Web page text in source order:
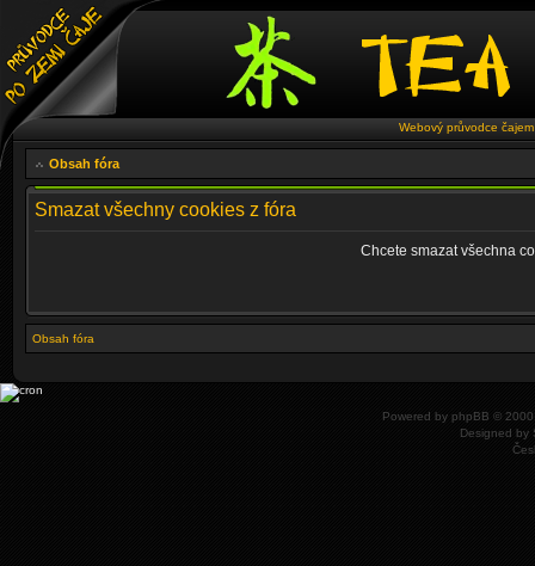
Webový průvodce
Obsah fóra
Smazat všechny cookies z fóra
Chcete smazat všechna
Obsah fóra
Powered by phpBB ©
Designed by